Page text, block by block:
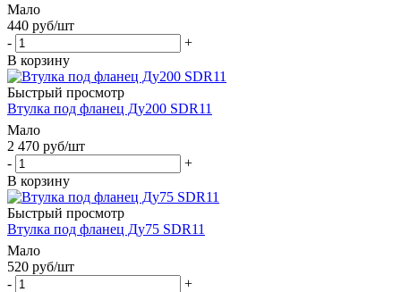
Мало
440 руб/шт
-
+
В корзину
Быстрый просмотр
Втулка под фланец Ду200 SDR11
Мало
2 470 руб/шт
-
+
В корзину
Быстрый просмотр
Втулка под фланец Ду75 SDR11
Мало
520 руб/шт
-
+